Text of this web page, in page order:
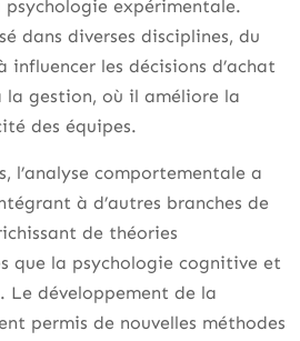
expérimentale.
dans diverses disciplines, du
les décisions d’achat
la gestion, où il améliore la
des équipes.
l’analyse comportementale a
à d’autres branches de
de théories
que la psychologie cognitive et
Le développement de la
permis de nouvelles méthodes